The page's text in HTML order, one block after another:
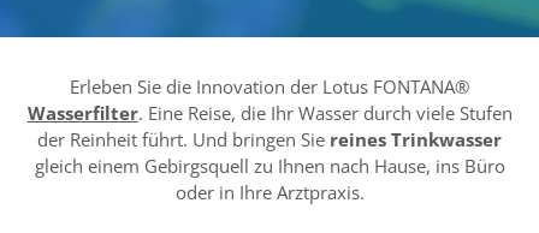
Erleben Sie die Innovation der Lotus FONTANA®
Wasserfilter. Eine Reise, die Ihr Wasser durch viele Stufen
der Reinheit führt. Und bringen Sie reines Trinkwasser
gleich einem Gebirgsquell zu Ihnen nach Hause, ins Büro
oder in Ihre Arztpraxis.